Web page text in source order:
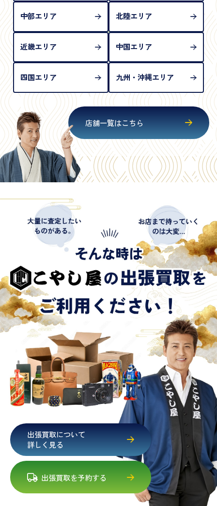
中部エリア 北陸エリア
近畿エリア 中国エリア
四国エリア 九州・沖縄エリア
店舗一覧はこちら
出張買取について
詳しく見る
出張買取を予約する